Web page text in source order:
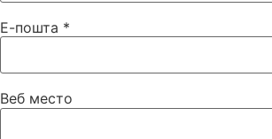
Е-пошта *
Веб место